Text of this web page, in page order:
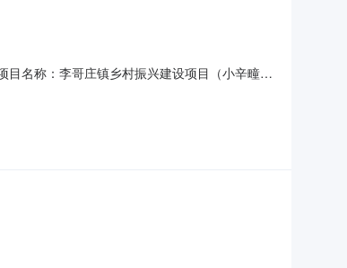
名称：李哥庄镇乡村振兴建设项目（小辛疃社
程地址：胶州市李哥庄镇工期：